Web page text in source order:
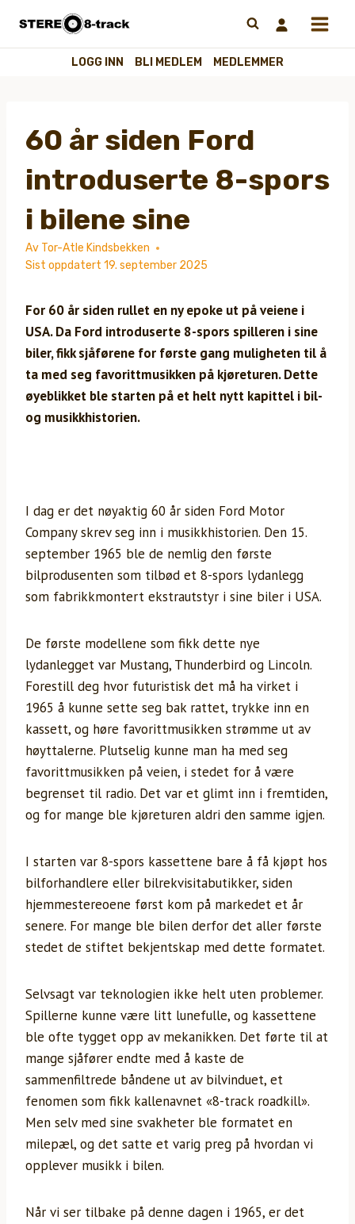
innhold
LOGG INN BLI MEDLEM MEDLEMMER
60 år siden Ford
introduserte 8-spors
i bilene sine
Av Tor-Atle Kindsbekken
Sist oppdatert 19. september 2025
For 60 år siden rullet en ny epoke ut på veiene i
USA. Da Ford introduserte 8-spors spilleren i sine
biler, fikk sjåførene for første gang muligheten til å
ta med seg favorittmusikken på kjøreturen. Dette
øyeblikket ble starten på et helt nytt kapittel i bil-
og musikkhistorien.
I dag er det nøyaktig 60 år siden Ford Motor
Company skrev seg inn i musikkhistorien. Den 15.
september 1965 ble de nemlig den første
bilprodusenten som tilbød et 8-spors lydanlegg
som fabrikkmontert ekstrautstyr i sine biler i USA.
De første modellene som fikk dette nye
lydanlegget var Mustang, Thunderbird og Lincoln.
Forestill deg hvor futuristisk det må ha virket i
1965 å kunne sette seg bak rattet, trykke inn en
kassett, og høre favorittmusikken strømme ut av
høyttalerne. Plutselig kunne man ha med seg
favorittmusikken på veien, i stedet for å være
begrenset til radio. Det var et glimt inn i fremtiden,
og for mange ble kjøreturen aldri den samme igjen.
I starten var 8-spors kassettene bare å få kjøpt hos
bilforhandlere eller bilrekvisitabutikker, siden
hjemmestereoene først kom på markedet et år
senere. For mange ble bilen derfor det aller første
stedet de stiftet bekjentskap med dette formatet.
Selvsagt var teknologien ikke helt uten problemer.
Spillerne kunne være litt lunefulle, og kassettene
ble ofte tygget opp av mekanikken. Det førte til at
mange sjåfører endte med å kaste de
sammenfiltrede båndene ut av bilvinduet, et
fenomen som fikk kallenavnet «8-track roadkill».
Men selv med sine svakheter ble formatet en
milepæl, og det satte et varig preg på hvordan vi
opplever musikk i bilen.
Når vi ser tilbake på denne dagen i 1965, er det